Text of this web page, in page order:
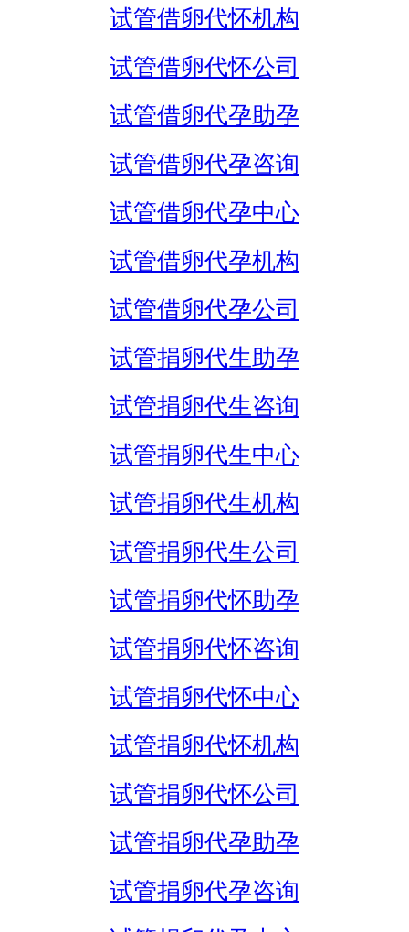
试管借卵代怀机构
试管借卵代怀公司
试管借卵代孕助孕
试管借卵代孕咨询
试管借卵代孕中心
试管借卵代孕机构
试管借卵代孕公司
试管捐卵代生助孕
试管捐卵代生咨询
试管捐卵代生中心
试管捐卵代生机构
试管捐卵代生公司
试管捐卵代怀助孕
试管捐卵代怀咨询
试管捐卵代怀中心
试管捐卵代怀机构
试管捐卵代怀公司
试管捐卵代孕助孕
试管捐卵代孕咨询